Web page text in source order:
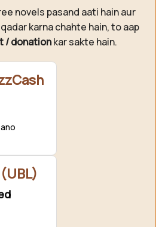
novels pasand aati hain aur
karna chahte hain, to aap
/ donationkar sakte hain.